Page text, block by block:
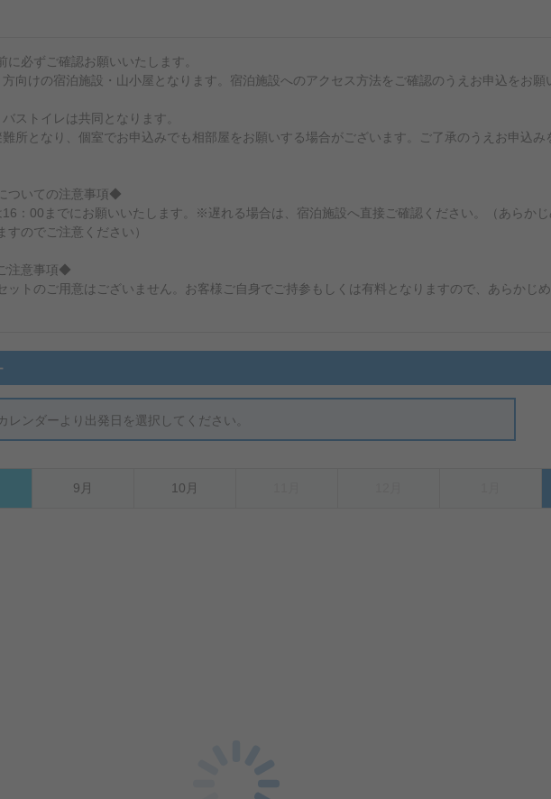
に必ずご確認お願いいたします。
向けの宿泊施設・山小屋となります。宿泊施設へのアクセス方法をご確認のうえお申込をお願
ストイレは共同となります。
所となり、個室でお申込みでも相部屋をお願いする場合がございます。ご了承のうえお申込み
ついての注意事項◆
：00までにお願いいたします。※遅れる場合は、宿泊施設へ直接ご確認ください。（あらか
のでご注意ください）
注意事項◆
ットのご用意はございません。お客様ご自身でご持参もしくは有料となりますので、あらかじ
レンダーより出発日を選択してください。
9月 10月